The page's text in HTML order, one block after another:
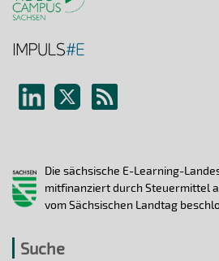
Die sächsische E-Learning-
mitfinanziert durch Steuermittel
vom Sächsischen Landtag
Suche